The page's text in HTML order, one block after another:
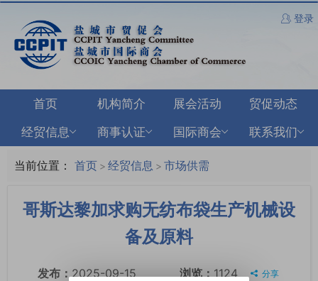
登录
首页 机构简介 展会活动
贸促动态
经贸信息
商事认证 国际商会 联系我们
当前位置： 首页 > 经贸信息 > 市场供需
哥斯达黎加求购无纺布袋生产机械设
备及原料
发布： 2025-09-15 浏览： 1124 分享